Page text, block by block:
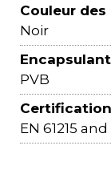
Couleur des
Noir
Encapsulant
PVB
EN 61215